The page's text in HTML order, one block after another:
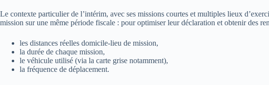
Le contexte particulier de l’intérim, avec ses missions courtes et multiples lieux
mission sur une même période fiscale : pour optimiser leur déclaration et obtenir des
les distances réelles domicile-lieu de mission,
la durée de chaque mission,
le véhicule utilisé (via la carte grise notamment),
la fréquence de déplacement.